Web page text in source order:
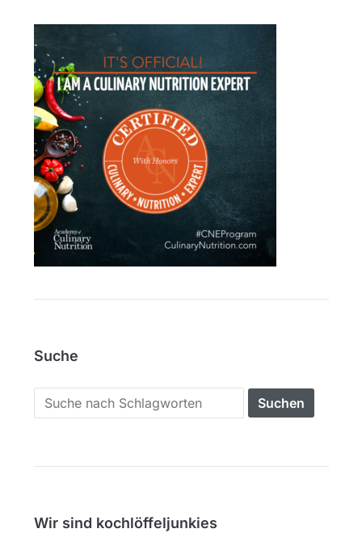
Suche
Search
for:
Wir sind kochlöffeljunkies